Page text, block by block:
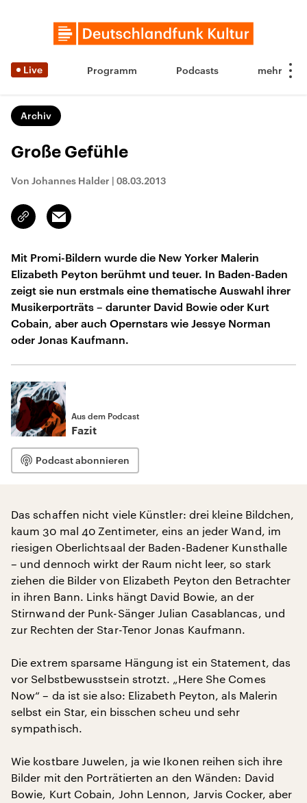
Live Programm Podcasts
Archiv
Große Gefühle
Von Johannes Halder | 08.03.2013
Link
kopieren/teilen
Email
Mit Promi-Bildern wurde die New Yorker Malerin
Elizabeth Peyton berühmt und teuer. In Baden-Baden
zeigt sie nun erstmals eine thematische Auswahl ihrer
Musikerporträts – darunter David Bowie oder Kurt
Cobain, aber auch Opernstars wie Jessye Norman
oder Jonas Kaufmann.
Aus dem Podcast
Fazit
Podcast abonnieren
Das schaffen nicht viele Künstler: drei kleine Bildchen,
kaum 30 mal 40 Zentimeter, eins an jeder Wand, im
riesigen Oberlichtsaal der Baden-Badener Kunsthalle
– und dennoch wirkt der Raum nicht leer, so stark
ziehen die Bilder von Elizabeth Peyton den Betrachter
in ihren Bann. Links hängt David Bowie, an der
Stirnwand der Punk-Sänger Julian Casablancas, und
zur Rechten der Star-Tenor Jonas Kaufmann.
Die extrem sparsame Hängung ist ein Statement, das
vor Selbstbewusstsein strotzt. „Here She Comes
Now“ – da ist sie also: Elizabeth Peyton, als Malerin
selbst ein Star, ein bisschen scheu und sehr
sympathisch.
Wie kostbare Juwelen, ja wie Ikonen reihen sich ihre
Bilder mit den Porträtierten an den Wänden: David
Bowie, Kurt Cobain, John Lennon, Jarvis Cocker, aber